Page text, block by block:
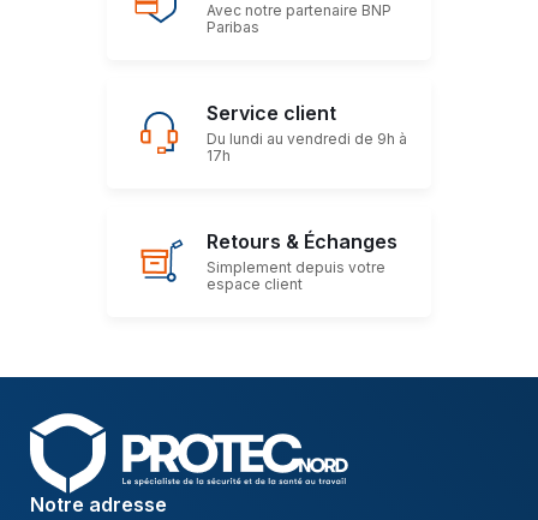
Avec notre partenaire BNP
Paribas
Service client
Du lundi au vendredi de 9h à
17h
Retours & Échanges
Simplement depuis votre
espace client
Notre adresse